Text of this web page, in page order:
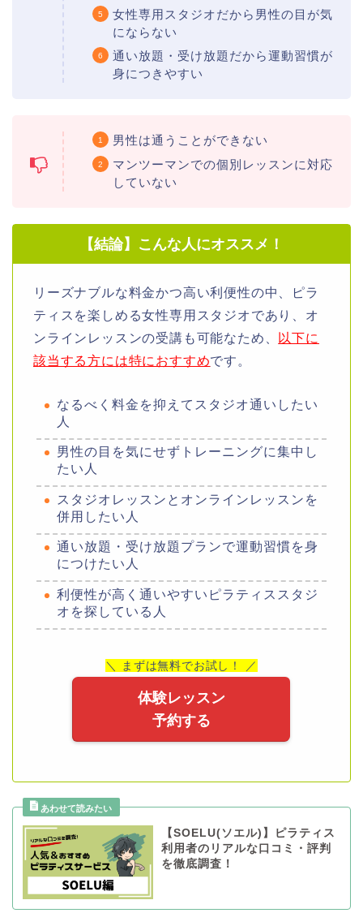
女性専用スタジオだから男性の目が気
にならない
通い放題・受け放題だから運動習慣が
身につきやすい
男性は通うことができない
マンツーマンでの個別レッスンに対応
していない
【結論】こんな人にオススメ！
リーズナブルな料金かつ高い利便性の中、ピラ
ティスを楽しめる女性専用スタジオであり、オ
ンラインレッスンの受講も可能なため、
以下に
該当する方には特におすすめです。
なるべく料金を抑えてスタジオ通いしたい
人
男性の目を気にせずトレーニングに集中し
たい人
スタジオレッスンとオンラインレッスンを
併用したい人
通い放題・受け放題プランで運動習慣を身
につけたい人
利便性が高く通いやすいピラティススタジ
オを探している人
＼ まずは無料でお試し！ ／
体験レッスン
予約する
【SOELU(ソエル)】ピラティス
利用者のリアルな口コミ・評判
を徹底調査！